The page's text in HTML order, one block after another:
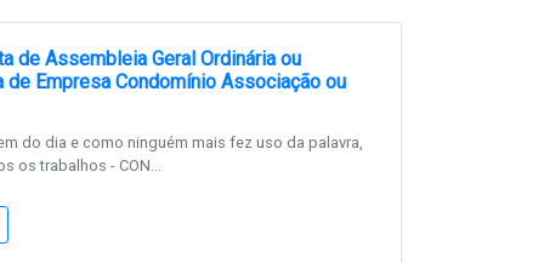
de Assembleia Geral Ordinária ou
de Empresa Condomínio Associação ou
do dia e como ninguém mais fez uso da palavra,
os trabalhos - CON...